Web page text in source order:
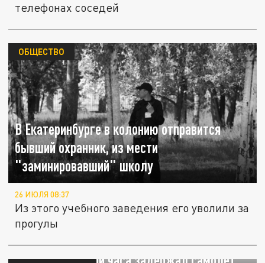
телефонах соседей
В Екатеринбурге в колонию отправится
бывший охранник, из мести
"заминировавший" школу
ОБЩЕСТВО
26 ИЮЛЯ 08:37
Из этого учебного заведения его уволили за
прогулы